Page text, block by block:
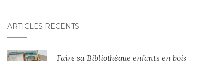
ARTICLES RÉCENTS
Faire sa Bibliothèque enfants en bois